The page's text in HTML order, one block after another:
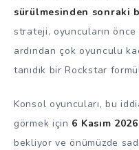
sürülmesinden sonraki
strateji, oyuncuların
ardından çok oyunculu
tanıdık bir Rockstar
Konsol oyuncuları, bu
görmek için 6 Kasım 2026
bekliyor ve önümüzde